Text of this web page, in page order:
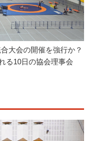
大会の開催を強行か？
る10日の協会理事会